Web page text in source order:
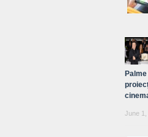
June 1,